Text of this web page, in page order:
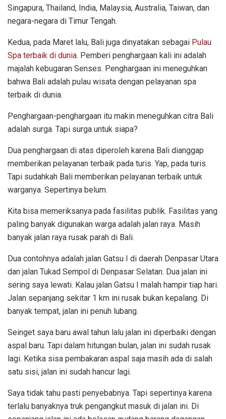
Singapura, Thailand, India, Malaysia, Australia, Taiwan, dan
negara-negara di Timur Tengah.
Kedua, pada Maret lalu, Bali juga dinyatakan sebagai Pulau
Spa terbaik di dunia. Pemberi penghargaan kali ini adalah
majalah kebugaran Senses. Penghargaan ini meneguhkan
bahwa Bali adalah pulau wisata dengan pelayanan spa
terbaik di dunia.
Penghargaan-penghargaan itu makin meneguhkan citra Bali
adalah surga. Tapi surga untuk siapa?
Dua penghargaan di atas diperoleh karena Bali dianggap
memberikan pelayanan terbaik pada turis. Yap, pada turis.
Tapi sudahkah Bali memberikan pelayanan terbaik untuk
warganya. Sepertinya belum.
Kita bisa memeriksanya pada fasilitas publik. Fasilitas yang
paling banyak digunakan warga adalah jalan raya. Masih
banyak jalan raya rusak parah di Bali.
Dua contohnya adalah jalan Gatsu I di daerah Denpasar Utara
dan jalan Tukad Sempol di Denpasar Selatan. Dua jalan ini
sering saya lewati. Kalau jalan Gatsu I malah hampir tiap hari.
Jalan sepanjang sekitar 1 km ini rusak bukan kepalang. Di
banyak tempat, jalan ini penuh lubang.
Seinget saya baru awal tahun lalu jalan ini diperbaiki dengan
aspal baru. Tapi dalam hitungan bulan, jalan ini sudah rusak
lagi. Ketika sisa pembakaran aspal saja masih ada di salah
satu sisi, jalan ini sudah hancur lagi.
Saya tidak tahu pasti penyebabnya. Tapi sepertinya karena
terlalu banyaknya truk pengangkut masuk di jalan ini. Di